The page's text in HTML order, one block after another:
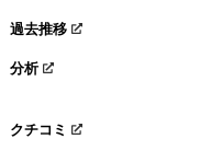
過去推移
分析
クチコミ